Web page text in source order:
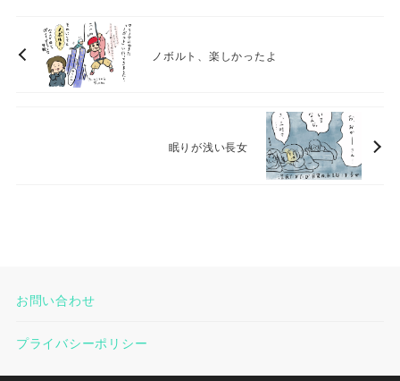
ノボルト、楽しかったよ
眠りが浅い長女
お問い合わせ
プライバシーポリシー